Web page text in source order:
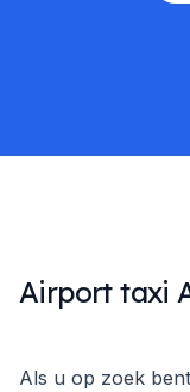
Airport taxi
Als u op zoek